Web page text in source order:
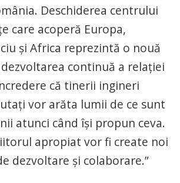
Deschiderea centrului
care acoperă Europa,
și Africa reprezintă o nouă
continuă a relației
că tinerii ingineri
vor arăta lumii de ce sunt
atunci când își propun ceva.
apropiat vor fi create noi
dezvoltare și colaborare.”